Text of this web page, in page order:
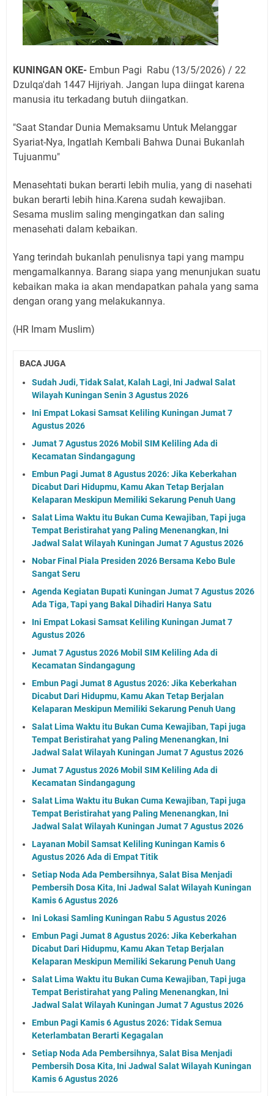
KUNINGAN OKE- Embun Pagi Rabu (13/5/2026) / 22
Dzulqa'dah 1447 Hijriyah. Jangan lupa diingat karena
manusia itu terkadang butuh diingatkan.
"Saat Standar Dunia Memaksamu Untuk Melanggar
Syariat-Nya, Ingatlah Kembali Bahwa Dunai Bukanlah
Tujuanmu"
Menasehtati bukan berarti lebih mulia, yang di nasehati
bukan berarti lebih hina.Karena sudah kewajiban.
Sesama muslim saling mengingatkan dan saling
menasehati dalam kebaikan.
Yang terindah bukanlah penulisnya tapi yang mampu
mengamalkannya. Barang siapa yang menunjukan suatu
kebaikan maka ia akan mendapatkan pahala yang sama
dengan orang yang melakukannya.
(HR Imam Muslim)
BACA JUGA
Sudah Judi, Tidak Salat, Kalah Lagi, Ini Jadwal Salat
Wilayah Kuningan Senin 3 Agustus 2026
Ini Empat Lokasi Samsat Keliling Kuningan Jumat 7
Agustus 2026
Jumat 7 Agustus 2026 Mobil SIM Keliling Ada di
Kecamatan Sindangagung
Embun Pagi Jumat 8 Agustus 2026: Jika Keberkahan
Dicabut Dari Hidupmu, Kamu Akan Tetap Berjalan
Kelaparan Meskipun Memiliki Sekarung Penuh Uang
Salat Lima Waktu itu Bukan Cuma Kewajiban, Tapi juga
Tempat Beristirahat yang Paling Menenangkan, Ini
Jadwal Salat Wilayah Kuningan Jumat 7 Agustus 2026
Nobar Final Piala Presiden 2026 Bersama Kebo Bule
Sangat Seru
Agenda Kegiatan Bupati Kuningan Jumat 7 Agustus 2026
Ada Tiga, Tapi yang Bakal Dihadiri Hanya Satu
Ini Empat Lokasi Samsat Keliling Kuningan Jumat 7
Agustus 2026
Jumat 7 Agustus 2026 Mobil SIM Keliling Ada di
Kecamatan Sindangagung
Embun Pagi Jumat 8 Agustus 2026: Jika Keberkahan
Dicabut Dari Hidupmu, Kamu Akan Tetap Berjalan
Kelaparan Meskipun Memiliki Sekarung Penuh Uang
Salat Lima Waktu itu Bukan Cuma Kewajiban, Tapi juga
Tempat Beristirahat yang Paling Menenangkan, Ini
Jadwal Salat Wilayah Kuningan Jumat 7 Agustus 2026
Jumat 7 Agustus 2026 Mobil SIM Keliling Ada di
Kecamatan Sindangagung
Salat Lima Waktu itu Bukan Cuma Kewajiban, Tapi juga
Tempat Beristirahat yang Paling Menenangkan, Ini
Jadwal Salat Wilayah Kuningan Jumat 7 Agustus 2026
Layanan Mobil Samsat Keliling Kuningan Kamis 6
Agustus 2026 Ada di Empat Titik
Setiap Noda Ada Pembersihnya, Salat Bisa Menjadi
Pembersih Dosa Kita, Ini Jadwal Salat Wilayah Kuningan
Kamis 6 Agustus 2026
Ini Lokasi Samling Kuningan Rabu 5 Agustus 2026
Embun Pagi Jumat 8 Agustus 2026: Jika Keberkahan
Dicabut Dari Hidupmu, Kamu Akan Tetap Berjalan
Kelaparan Meskipun Memiliki Sekarung Penuh Uang
Salat Lima Waktu itu Bukan Cuma Kewajiban, Tapi juga
Tempat Beristirahat yang Paling Menenangkan, Ini
Jadwal Salat Wilayah Kuningan Jumat 7 Agustus 2026
Embun Pagi Kamis 6 Agustus 2026: Tidak Semua
Keterlambatan Berarti Kegagalan
Setiap Noda Ada Pembersihnya, Salat Bisa Menjadi
Pembersih Dosa Kita, Ini Jadwal Salat Wilayah Kuningan
Kamis 6 Agustus 2026